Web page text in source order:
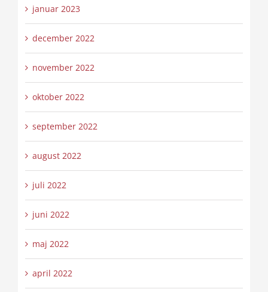
januar 2023
december 2022
november 2022
oktober 2022
september 2022
august 2022
juli 2022
juni 2022
maj 2022
april 2022